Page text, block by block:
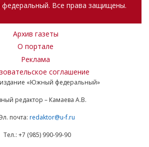
Все права защищены.
Архив газеты
О портале
Реклама
соглашение
издание «Южный федеральный»
редактор – Камаева А.В.
почта: redaktor@u-f.ru
Тел.: +7 (985) 990-99-90